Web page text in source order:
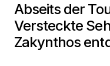
Abseits der
Versteckte
Zakynthos